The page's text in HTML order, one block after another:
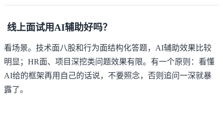
线上面试用AI辅助好吗？
看场景。技术面八股和行为面结构化答题，AI辅助效果比较
明显；HR面、项目深挖类问题效果有限。有一个原则：看懂
AI给的框架再用自己的话说，不要照念，否则追问一深就暴
露了。